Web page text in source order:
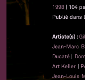
1998 | 104
Publié dans
Artiste(s) :
Jean-Marc
Ducaté |
Art Keller |
Jean-Louis